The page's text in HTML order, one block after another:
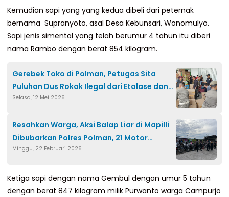
Kemudian sapi yang yang kedua dibeli dari peternak
bernama Supranyoto, asal Desa Kebunsari, Wonomulyo.
Sapi jenis simental yang telah berumur 4 tahun itu diberi
nama Rambo dengan berat 854 kilogram.
Gerebek Toko di Polman, Petugas Sita
Puluhan Dus Rokok Ilegal dari Etalase dan
Gudang
Selasa, 12 Mei 2026
Resahkan Warga, Aksi Balap Liar di Mapilli
Dibubarkan Polres Polman, 21 Motor
Diamankan
Minggu, 22 Februari 2026
Ketiga sapi dengan nama Gembul dengan umur 5 tahun
dengan berat 847 kilogram milik Purwanto warga Campurjo